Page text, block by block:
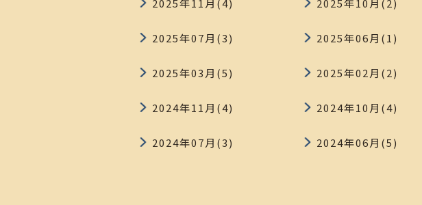
2025年07月(3) 2025年06月(1)
2025年03月(5) 2025年02月(2)
2024年11月(4) 2024年10月(4)
2024年07月(3) 2024年06月(5)